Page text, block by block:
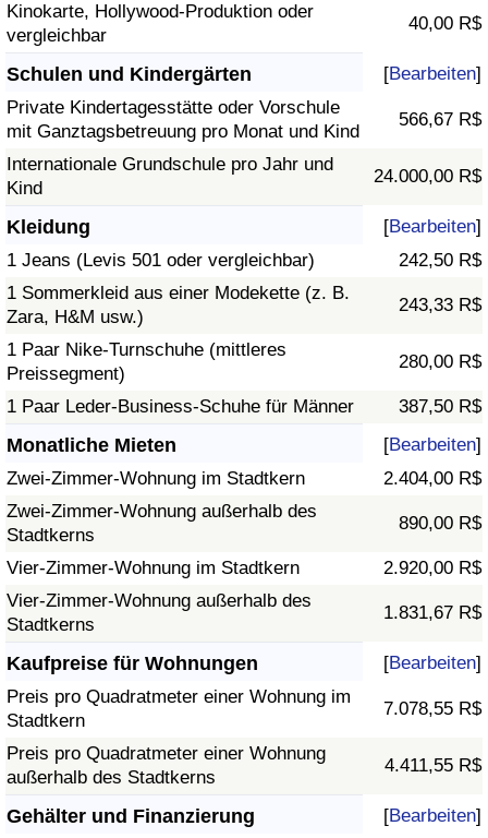
Kinokarte, Hollywood-Produktion oder
vergleichbar
40,00 R$
Schulen und Kindergärten [Bearbeiten]
Private Kindertagesstätte oder Vorschule
mit Ganztagsbetreuung pro Monat und Kind
566,67 R$
Internationale Grundschule pro Jahr und
Kind
24.000,00 R$
Kleidung [Bearbeiten]
1 Jeans (Levis 501 oder vergleichbar)
242,50 R$
1 Sommerkleid aus einer Modekette (z. B.
Zara, H&M usw.)
243,33 R$
1 Paar Nike-Turnschuhe (mittleres
Preissegment)
280,00 R$
1 Paar Leder-Business-Schuhe für Männer 387,50 R$
Monatliche Mieten [Bearbeiten]
Zwei-Zimmer-Wohnung im Stadtkern
2.404,00 R$
Zwei-Zimmer-Wohnung außerhalb des
Stadtkerns
890,00 R$
Vier-Zimmer-Wohnung im Stadtkern
2.920,00 R$
Vier-Zimmer-Wohnung außerhalb des
Stadtkerns
1.831,67 R$
Kaufpreise für Wohnungen [Bearbeiten]
Preis pro Quadratmeter einer Wohnung im
Stadtkern
7.078,55 R$
Preis pro Quadratmeter einer Wohnung
außerhalb des Stadtkerns
4.411,55 R$
Gehälter und Finanzierung [Bearbeiten]